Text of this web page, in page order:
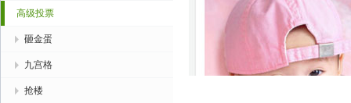
高级投票
砸金蛋
九宫格
抢楼